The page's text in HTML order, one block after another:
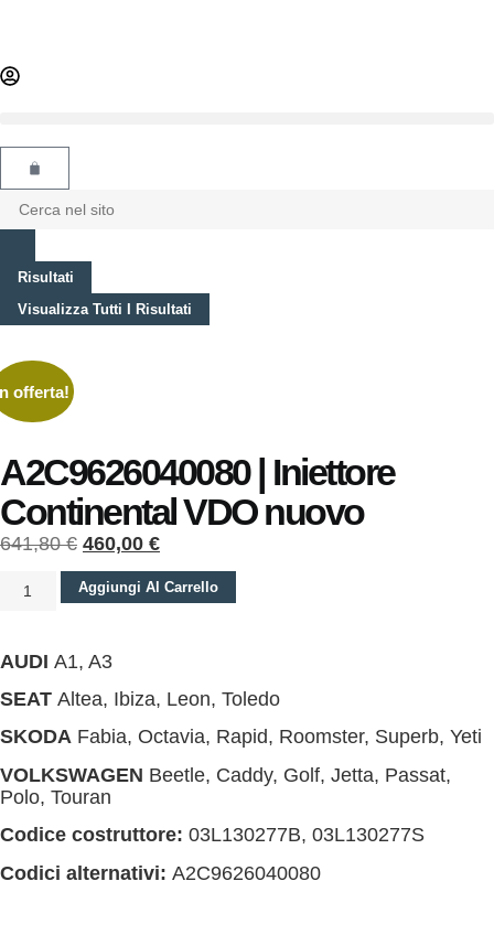
Risultati
Visualizza Tutti I Risultati
offerta!
A2C9626040080 | Iniettore
Continental VDO nuovo
641,80€ 460,00 €
Aggiungi Al Carrello
AUDI A1, A3
SEAT Altea, Ibiza, Leon, Toledo
SKODA Fabia, Octavia, Rapid, Roomster, Superb, Yeti
VOLKSWAGEN Beetle, Caddy, Golf, Jetta, Passat,
Polo, Touran
Codice costruttore: 03L130277B, 03L130277S
Codici alternativi: A2C9626040080